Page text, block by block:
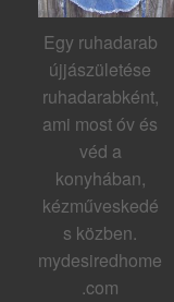
Egy ruhadarab
újjászületése
ruhadarabként,
ami most óv és
véd a
konyhában,
kézműveskedé
s közben.
mydesiredhome
.com